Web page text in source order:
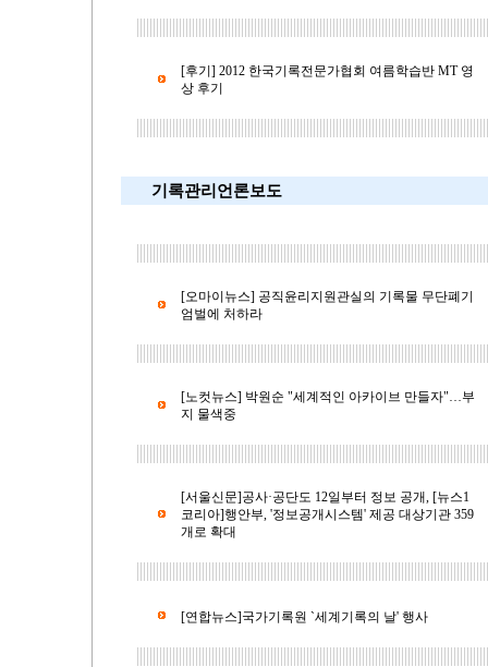
[후기] 2012 한국기록전문가협회 여름학습반 MT 영
상 후기
기록관리언론보도
[오마이뉴스] 공직윤리지원관실의 기록물 무단폐기
엄벌에 처하라
[노컷뉴스] 박원순 "세계적인 아카이브 만들자"…부
지 물색중
[서울신문]공사·공단도 12일부터 정보 공개, [뉴스1
코리아]행안부, '정보공개시스템' 제공 대상기관 359
개로 확대
[연합뉴스]국가기록원 `세계기록의 날' 행사